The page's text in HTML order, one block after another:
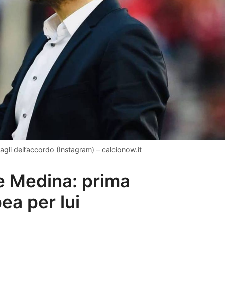
dell’accordo (Instagram) – calcionow.it
Medina: prima
per lui